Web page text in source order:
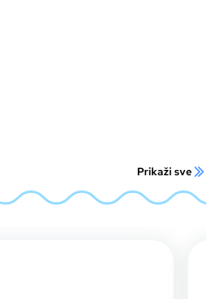
Prikaži sve